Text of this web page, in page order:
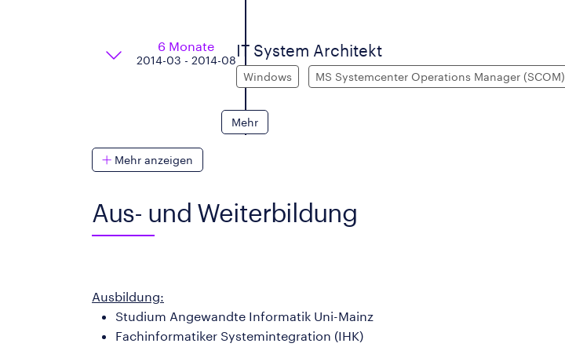
6 Monate
2014-03 - 2014-08
IT System Architekt
Windows MS Systemcenter Operations Manager (SCOM)
Mehr
Mehr anzeigen
Aus- und Weiterbildung
Ausbildung:
Studium Angewandte Informatik Uni-Mainz
Fachinformatiker Systemintegration (IHK)